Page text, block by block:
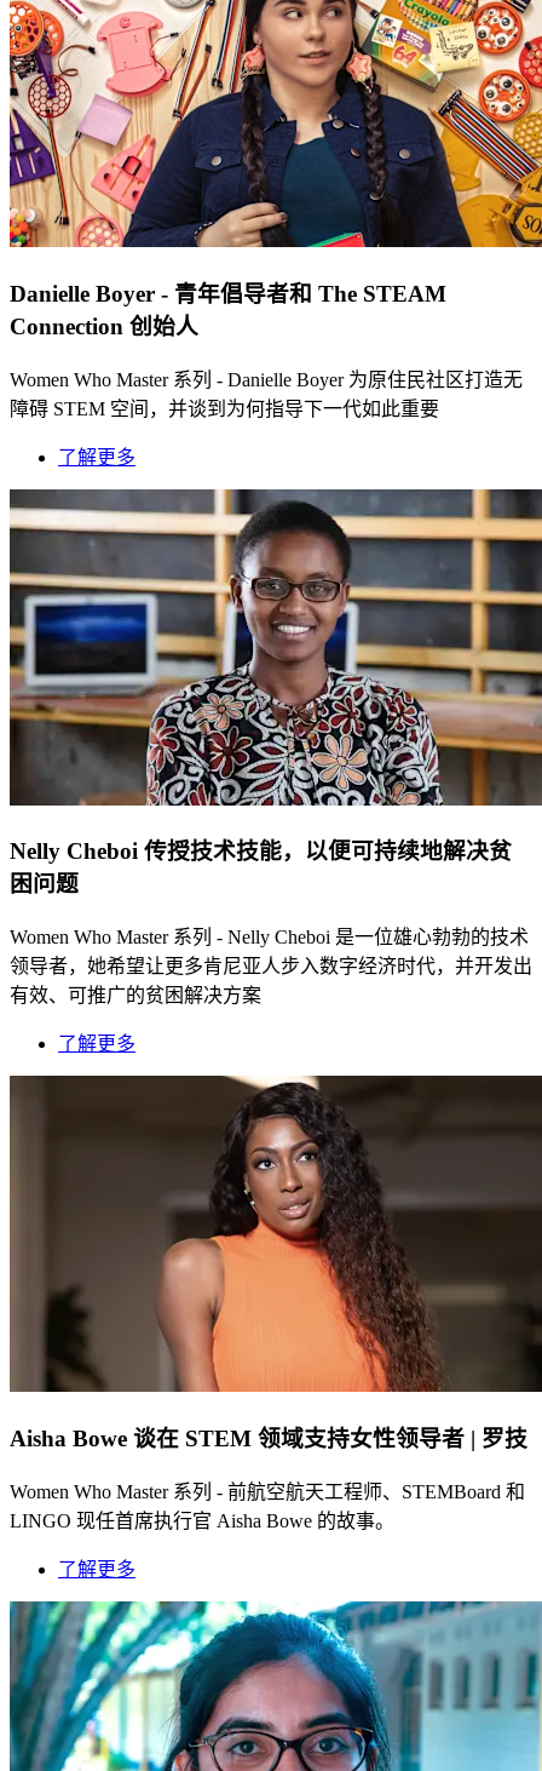
Danielle Boyer - 青年倡导者和 The STEAM
Connection 创始人
Women Who Master 系列 - Danielle Boyer 为原住民社区打造无
障碍 STEM 空间，并谈到为何指导下一代如此重要
了解更多
Nelly Cheboi 传授技术技能，以便可持续地解决贫
困问题
Women Who Master 系列 - Nelly Cheboi 是一位雄心勃勃的技术
领导者，她希望让更多肯尼亚人步入数字经济时代，并开发出
有效、可推广的贫困解决方案
了解更多
Aisha Bowe 谈在 STEM 领域支持女性领导者 | 罗技
Women Who Master 系列 - 前航空航天工程师、STEMBoard 和
LINGO 现任首席执行官 Aisha Bowe 的故事。
了解更多